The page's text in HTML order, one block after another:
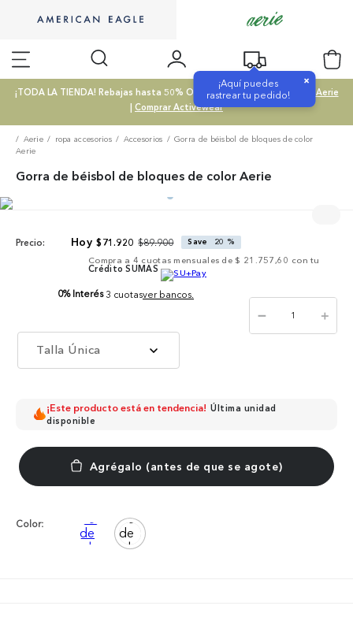
¡Aquí puedes
rastrear tu pedido!
×
¡TODA LA TIENDA! Rebajas hasta 50% OFF |Comprar SALE|Comprar Aerie
| Comprar Activewear
Aerie ropa accesorios Accesorios
Gorra de béisbol de bloques de color
Aerie
Gorra de béisbol de bloques de color Aerie
Precio: $71.920 $89.900 Save 20 %
Compra a 4 cuotas mensuales de $ 21.757,60 con tu
Crédito SUMAS
0% Interés 3 cuotasver bancos.
Talla Única
＋
－
¡Este producto está en tendencia! Última unidad
disponible
Color: